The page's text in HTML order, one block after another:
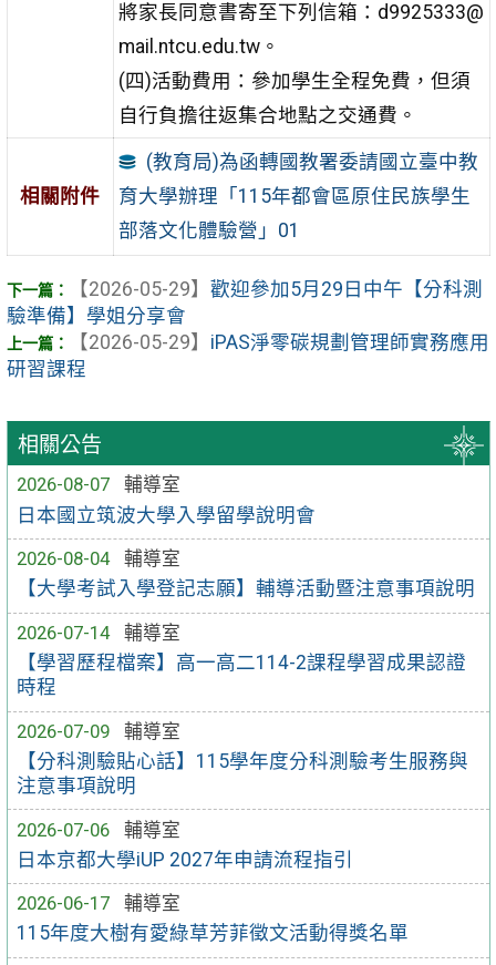
相關公告
2026-08-07
輔導室
日本國立筑波大學入學留學說明會
2026-08-04
輔導室
【大學考試入學登記志願】輔導活動暨注意事項說明
2026-07-14
輔導室
【學習歷程檔案】高一高二114-2課程學習成果認證
時程
2026-07-09
輔導室
【分科測驗貼心話】115學年度分科測驗考生服務與
注意事項說明
2026-07-06
輔導室
日本京都大學iUP 2027年申請流程指引
2026-06-17
輔導室
115年度大樹有愛綠草芳菲徵文活動得獎名單
將家長同意書寄至下列信箱：d9925333@
mail.ntcu.edu.tw。
(四)活動費用：參加學生全程免費，但須
自行負擔往返集合地點之交通費。
相關附件
(教育局)為函轉國教署委請國立臺中教
育大學辦理「115年都會區原住民族學生
部落文化體驗營」01
【2026-05-29】 歡迎參加5月29日中午【分科測
驗準備】學姐分享會
【2026-05-29】 iPAS淨零碳規劃管理師實務應用
研習課程